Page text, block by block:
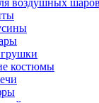
костюмы